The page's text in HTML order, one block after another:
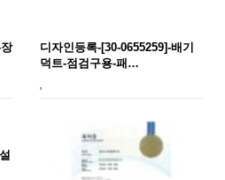
디자인등록-[30-0655259]-배기
덕트-점검구용-패…